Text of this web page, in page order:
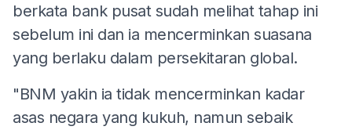
berkata bank pusat sudah melihat tahap ini
sebelum ini dan ia mencerminkan suasana
yang berlaku dalam persekitaran global.
"BNM yakin ia tidak mencerminkan kadar
asas negara yang kukuh, namun sebaik